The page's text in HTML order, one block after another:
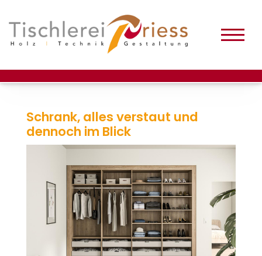
Schrank, alles verstaut und
dennoch im Blick